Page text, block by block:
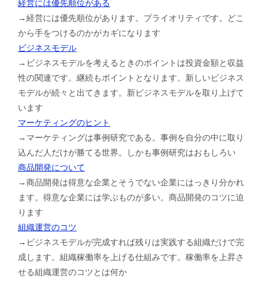
経営には優先順位がある
→経営には優先順位があります。プライオリティです。どこ
から手をつけるのかがカギになります
ビジネスモデル
→ビジネスモデルを考えるときのポイントは投資金額と収益
性の関連です。継続もポイントとなります。新しいビジネス
モデルが続々と出てきます。新ビジネスモデルを取り上げて
います
マーケティングのヒント
→マーケティングは事例研究である。事例を自分の中に取り
込んだ人だけが勝てる世界。しかも事例研究はおもしろい
商品開発について
→商品開発は得意な企業とそうでない企業にはっきり分かれ
ます。得意な企業には学ぶものが多い。商品開発のコツに迫
ります
組織運営のコツ
→ビジネスモデルが完成すれば残りは実践する組織だけで完
成します。組織稼働率を上げる仕組みです。稼働率を上昇さ
せる組織運営のコツとは何か